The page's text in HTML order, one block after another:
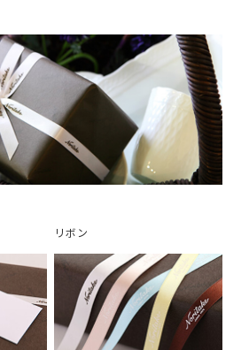
リボン